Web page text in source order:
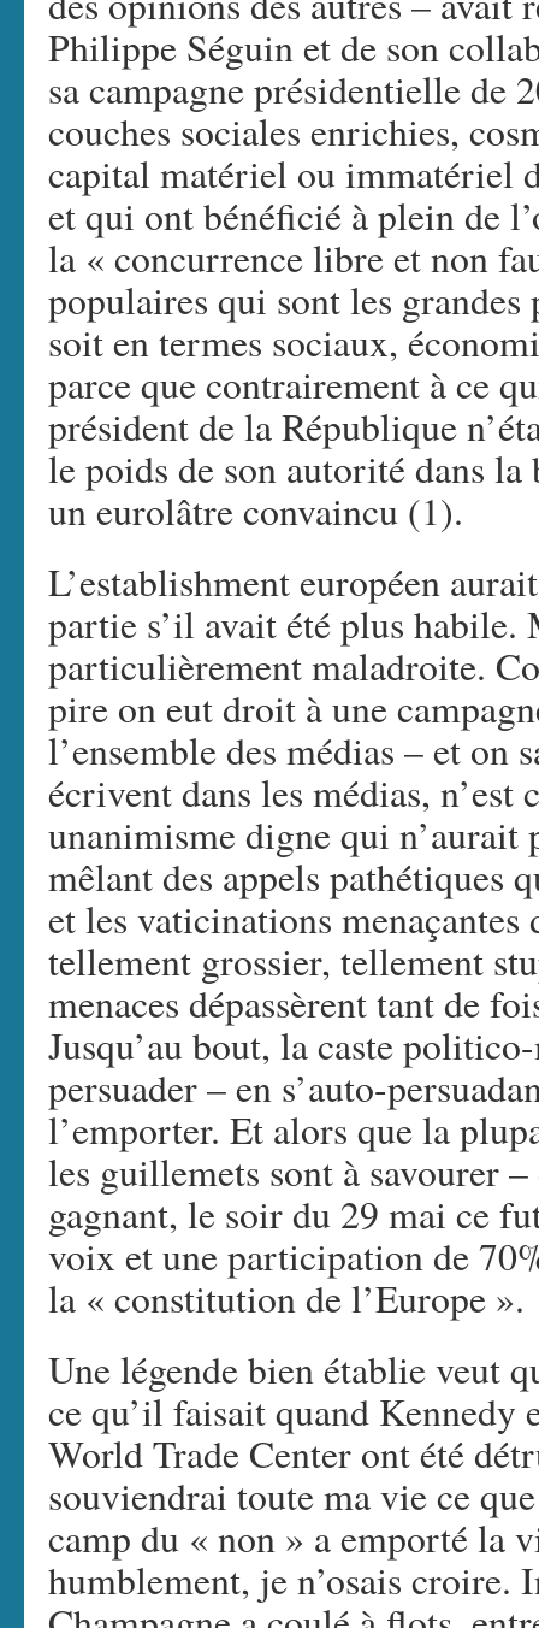
Philippe Séguin et de son
sa campagne présidentielle de
couches sociales enrichies,
capital matériel ou immatériel
et qui ont bénéficié à plein de
la « concurrence libre et non
populaires qui sont les grandes
soit en termes sociaux,
parce que contrairement à ce
président de la République
le poids de son autorité dans la
un eurolâtre convaincu (1).
L’establishment européen
partie s’il avait été plus habile.
particulièrement maladroite.
pire on eut droit à une
l’ensemble des médias – et on
écrivent dans les médias, n’est
unanimisme digne qui
mêlant des appels pathétiques
et les vaticinations
tellement grossier, tellement
menaces dépassèrent tant de
Jusqu’au bout, la caste
persuader – en s’auto-
l’emporter. Et alors que la
les guillemets sont à savourer
gagnant, le soir du 29 mai ce
voix et une participation de
la « constitution de l’Europe ».
Une légende bien établie veut
ce qu’il faisait quand Kennedy
World Trade Center ont été
souviendrai toute ma vie ce
camp du « non » a emporté la
humblement, je n’osais